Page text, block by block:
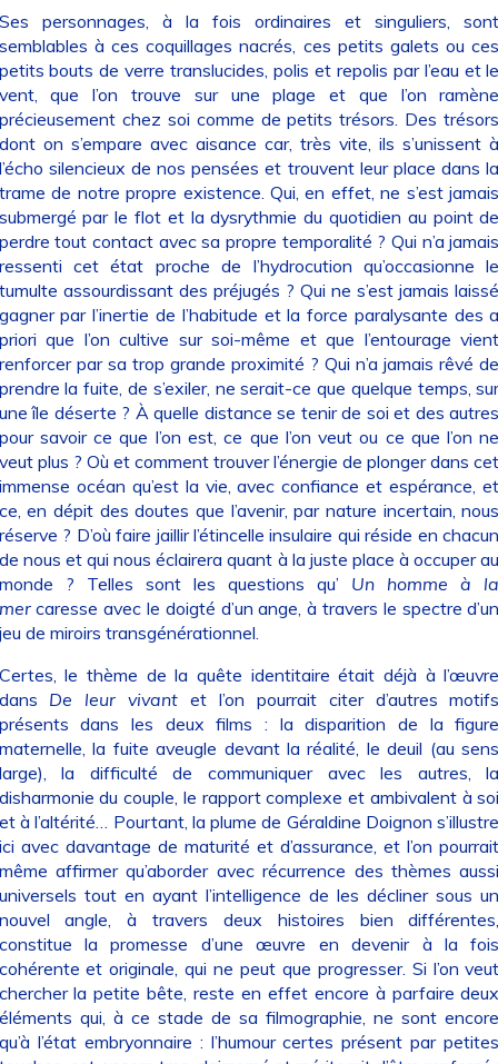
personnages, à la fois ordinaires et singuliers,
à ces coquillages nacrés, ces petits galets ou
bouts de verre translucides, polis et repolis par l’eau et
que l’on trouve sur une plage et que l’on
chez soi comme de petits trésors. Des
on s’empare avec aisance car, très vite, ils s’unissent
silencieux de nos pensées et trouvent leur place dans
de notre propre existence. Qui, en effet, ne s’est
par le flot et la dysrythmie du quotidien au point
tout contact avec sa propre temporalité ? Qui n’a
cet état proche de l’hydrocution qu’occasionne
assourdissant des préjugés ? Qui ne s’est jamais
par l’inertie de l’habitude et la force paralysante des
que l’on cultive sur soi-même et que l’entourage
par sa trop grande proximité ? Qui n’a jamais rêvé
la fuite, de s’exiler, ne serait-ce que quelque temps,
île déserte ? À quelle distance se tenir de soi et des
savoir ce que l’on est, ce que l’on veut ou ce que l’on
plus ? Où et comment trouver l’énergie de plonger dans
océan qu’est la vie, avec confiance et espérance,
en dépit des doutes que l’avenir, par nature incertain,
? D’où faire jaillir l’étincelle insulaire qui réside en
nous et qui nous éclairera quant à la juste place à occuper
? Telles sont les questions qu’ Un homme à
caresse avec le doigté d’un ange, à travers le spectre
de miroirs transgénérationnel.
le thème de la quête identitaire était déjà à
De leur vivant et l’on pourrait citer d’autres
dans les deux films : la disparition de la
la fuite aveugle devant la réalité, le deuil (au
la difficulté de communiquer avec les autres,
du couple, le rapport complexe et ambivalent à
à l’altérité… Pourtant, la plume de Géraldine Doignon
avec davantage de maturité et d’assurance, et l’on
affirmer qu’aborder avec récurrence des thèmes
tout en ayant l’intelligence de les décliner sous
angle, à travers deux histoires bien
la promesse d’une œuvre en devenir à la
et originale, qui ne peut que progresser. Si l’on
la petite bête, reste en effet encore à parfaire
qui, à ce stade de sa filmographie, ne sont
l’état embryonnaire : l’humour certes présent par